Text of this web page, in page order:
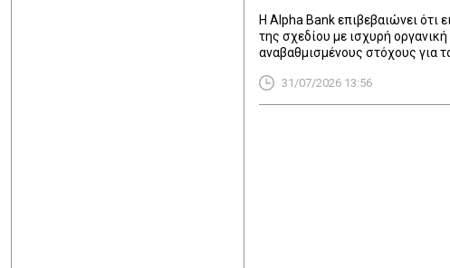
Η Alpha Bank επιβεβαιώνει ότι
της σχεδίου με ισχυρή
αναβαθμισμένους στόχους για
Διευθύνοντα Σύμβουλο Βασίλη
εμφανίστηκε ιδιαίτερα
31/07/2026 13:56